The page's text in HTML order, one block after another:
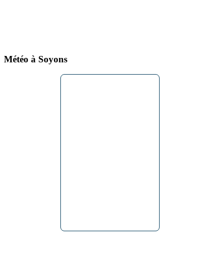
Météo à Soyons